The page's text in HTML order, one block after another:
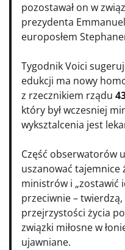
pozostawał on w
prezydenta
europosłem
Tygodnik Voici
edukcji ma nowy
z rzecznikiem rządu
który był wczesniej
wyksztalcenia jest
Część obserwatorów
uszanować tajemnice
ministrów i „zostawić
przeciwnie –
przejrzystości życia
związki miłosne w
ujawniane.